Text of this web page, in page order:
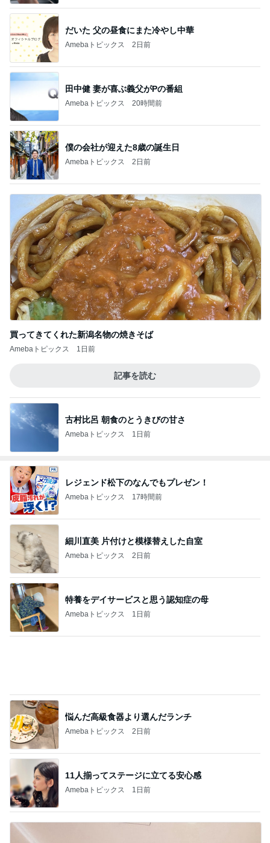
だいた 父の昼食にまた冷やし中華
Amebaトピックス 2日前
田中健 妻が喜ぶ義父がPの番組
Amebaトピックス 20時間前
僕の会社が迎えた8歳の誕生日
Amebaトピックス 2日前
買ってきてくれた新潟名物の焼きそば
Amebaトピックス 1日前
記事を読む
古村比呂 朝食のとうきびの甘さ
Amebaトピックス 1日前
レジェンド松下のなんでもプレゼン！
Amebaトピックス 17時間前
細川直美 片付けと模様替えした自室
Amebaトピックス 2日前
特養をデイサービスと思う認知症の母
Amebaトピックス 1日前
11人揃ってステージに立てる安心感
Amebaトピックス 1日前